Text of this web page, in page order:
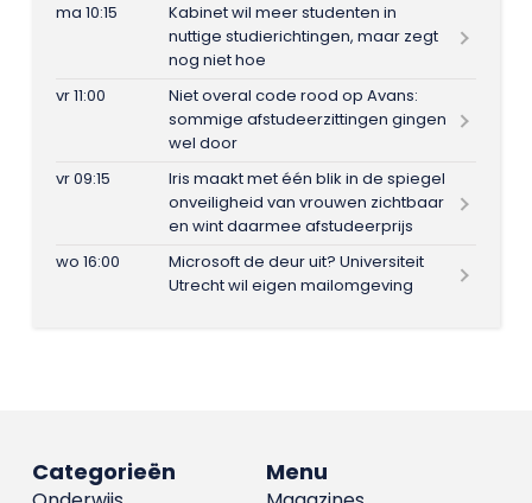
ma 10:15
Kabinet wil meer studenten in
nuttige studierichtingen, maar zegt
nog niet hoe
vr 11:00
Niet overal code rood op Avans:
sommige afstudeerzittingen gingen
wel door
vr 09:15
Iris maakt met één blik in de spiegel
onveiligheid van vrouwen zichtbaar
en wint daarmee afstudeerprijs
wo 16:00
Microsoft de deur uit? Universiteit
Utrecht wil eigen mailomgeving
Menu
Categorieën